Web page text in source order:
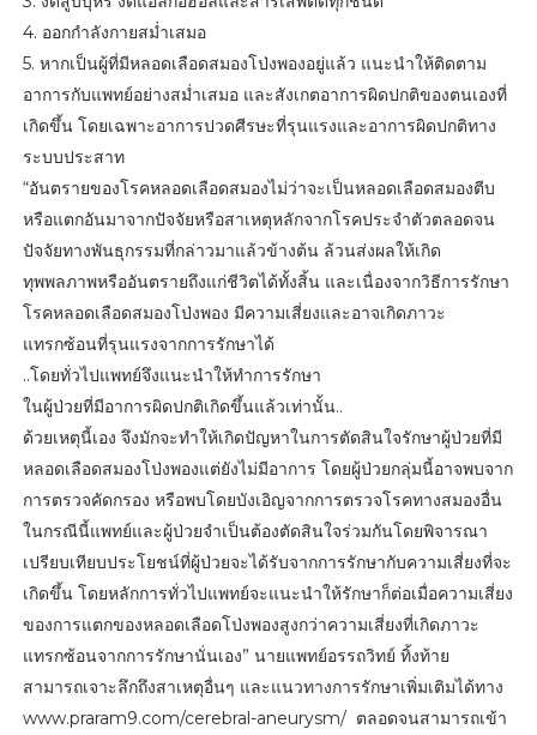
4. ออกกำลังกายสม่ำเสมอ
5. หากเป็นผู้ที่มีหลอดเลือดสมองโป่งพองอยู่แล้ว แนะนำให้ติดตาม
อาการกับแพทย์อย่างสม่ำเสมอ และสังเกตอาการผิดปกติของตนเองที่
เกิดขึ้น โดยเฉพาะอาการปวดศีรษะที่รุนแรงและอาการผิดปกติทาง
ระบบประสาท
“อันตรายของโรคหลอดเลือดสมองไม่ว่าจะเป็นหลอดเลือดสมองตีบ
หรือแตกอันมาจากปัจจัยหรือสาเหตุหลักจากโรคประจำตัวตลอดจน
ปัจจัยทางพันธุกรรมที่กล่าวมาแล้วข้างต้น ล้วนส่งผลให้เกิด
ทุพพลภาพหรืออันตรายถึงแก่ชีวิตได้ทั้งสิ้น และเนื่องจากวิธีการรักษา
โรคหลอดเลือดสมองโป่งพอง มีความเสี่ยงและอาจเกิดภาวะ
แทรกซ้อนที่รุนแรงจากการรักษาได้
..โดยทั่วไปแพทย์จึงแนะนำให้ทำการรักษา
ในผู้ป่วยที่มีอาการผิดปกติเกิดขึ้นแล้วเท่านั้น..
ด้วยเหตุนี้เอง จึงมักจะทำให้เกิดปัญหาในการตัดสินใจรักษาผู้ป่วยที่มี
หลอดเลือดสมองโป่งพองแต่ยังไม่มีอาการ โดยผู้ป่วยกลุ่มนี้อาจพบจาก
การตรวจคัดกรอง หรือพบโดยบังเอิญจากการตรวจโรคทางสมองอื่น
ในกรณีนี้แพทย์และผู้ป่วยจำเป็นต้องตัดสินใจร่วมกันโดยพิจารณา
เปรียบเทียบประโยชน์ที่ผู้ป่วยจะได้รับจากการรักษากับความเสี่ยงที่จะ
เกิดขึ้น โดยหลักการทั่วไปแพทย์จะแนะนำให้รักษาก็ต่อเมื่อความเสี่ยง
ของการแตกของหลอดเลือดโป่งพองสูงกว่าความเสี่ยงที่เกิดภาวะ
แทรกซ้อนจากการรักษานั่นเอง” นายแพทย์อรรถวิทย์ ทิ้งท้าย
สามารถเจาะลึกถึงสาเหตุอื่นๆ และแนวทางการรักษาเพิ่มเติมได้ทาง
www.praram9.com/cerebral-aneurysm/ ตลอดจนสามารถเข้า